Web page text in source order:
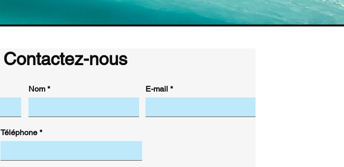
Contactez-nous
Nom E-mail
Téléphone